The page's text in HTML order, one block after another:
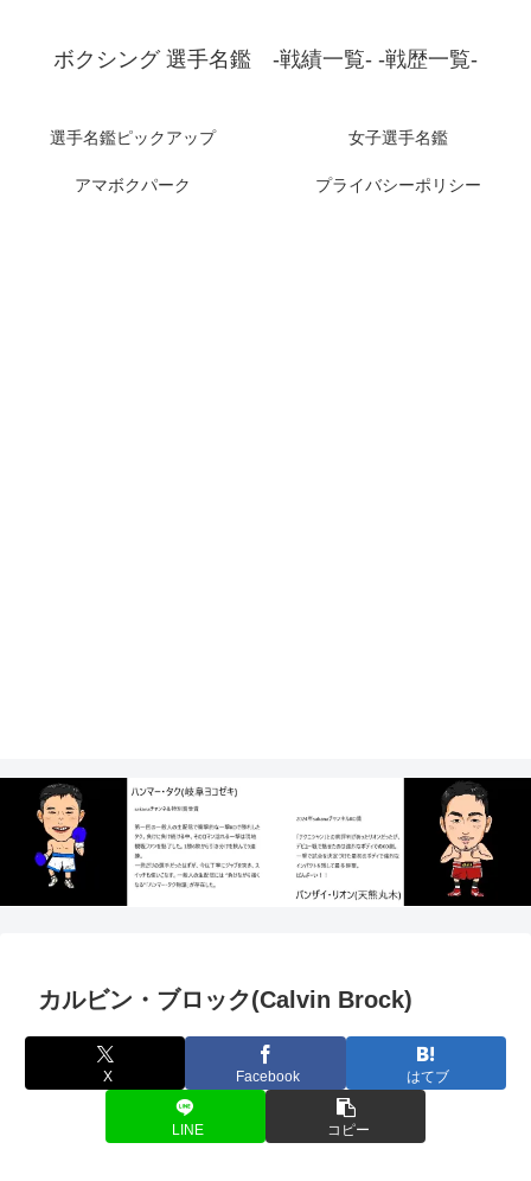
ボクシング 選手名鑑 -戦績一覧- -戦歴一覧-
選手名鑑ピックアップ 女子選手名鑑
アマボクパーク プライバシーポリシー
カルビン・ブロック(Calvin Brock)
X Facebook はてブ
LINE コピー